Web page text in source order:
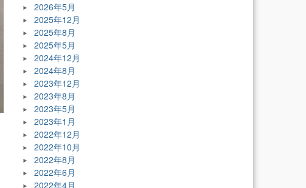
2026年5月
2025年12月
2025年8月
2025年5月
2024年12月
2024年8月
2023年12月
2023年8月
2023年5月
2023年1月
2022年12月
2022年10月
2022年8月
2022年6月
2022年4月